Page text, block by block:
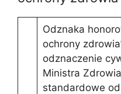
Odznaka
ochrony
odznaczenie
Ministra
standardowe